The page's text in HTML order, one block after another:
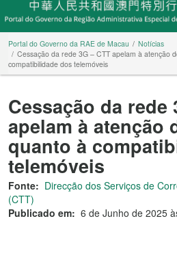
Portal do Governo da RAE de Macau
Notícias
Cessação da rede 3G – CTT apelam à atenção
compatibilidade dos telemóveis
Cessação da rede
apelam à atenção
quanto à
telemóveis
Fonte: Direcção dos Serviços de
(CTT)
Publicado em: 6 de Junho de 2025